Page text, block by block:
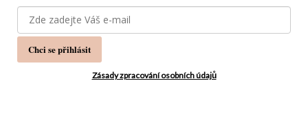
Používáme cookies, abychom vám umožnili pohodlné
prohlížení webu a díky analýze webu neustále zlepšovat
jeho funkce, výkon a použitelnost.
Chci se přihlásit
Zásady zpracování osobních údajů